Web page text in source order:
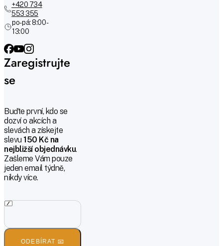
+420 734
553 355
po-pá: 8:00 -
13:00
Zaregistrujte
se
Buďte první, kdo se
dozví o akcích a
slevách a získejte
slevu150 Kč na
nejbližší objednávku.
Zašleme Vám pouze
jeden email týdně,
nikdy více.
ODEBÍRAT 📧